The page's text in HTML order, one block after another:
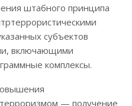
штабного принципа
субъектов
включающими
комплексы.
— получение